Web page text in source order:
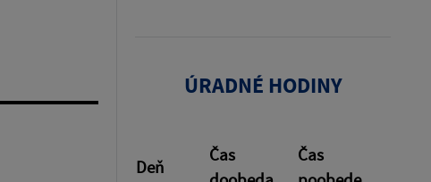
ÚRADNÉ HODINY
Deň
Čas
Čas